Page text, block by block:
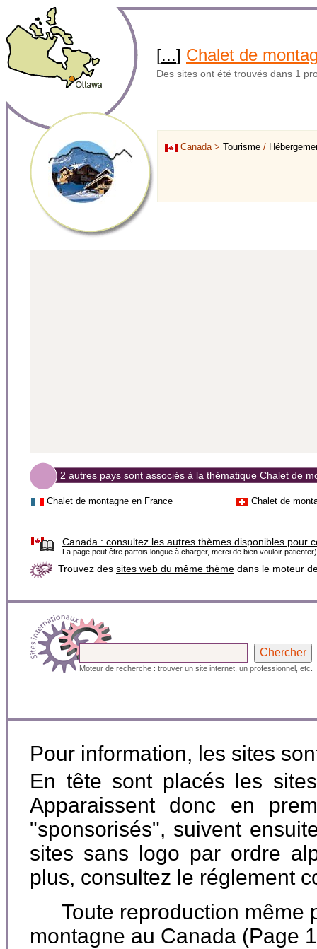
[...] Chalet de
Des sites ont été trouvés dans 1
Canada > Tourisme /
2 autres pays sont associés à la thématique Chalet de
Chalet de montagne en France Chalet de
Canada : consultez les autres thèmes disponibles pour
La page peut être parfois longue à charger, merci de bien vouloir patienter)
Trouvez des sites web du même thème dans le moteur
Moteur de recherche : trouver un site internet, un professionnel, etc.
Pour information, les sites
En tête sont placés les
Apparaissent donc en
"sponsorisés", suivent
sites sans logo par ordre
plus, consultez le réglement
Toute reproduction même
montagne au Canada (Page